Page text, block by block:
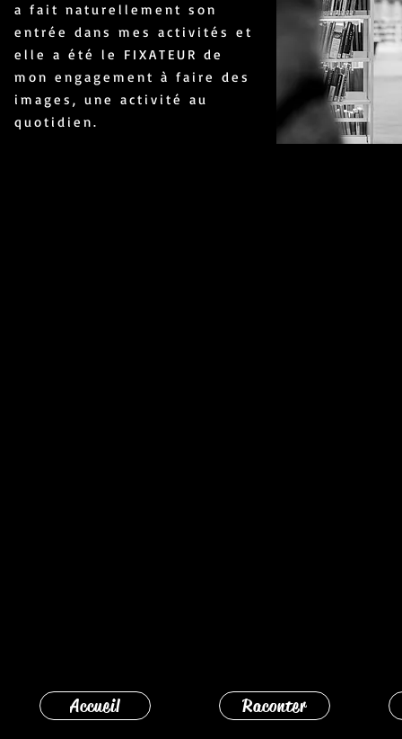
a fait naturellement son
entrée dans mes activités et
elle a été le FIXATEUR de
mon engagement à faire des
images, une activité au
quotidien.
Accueil Raconter